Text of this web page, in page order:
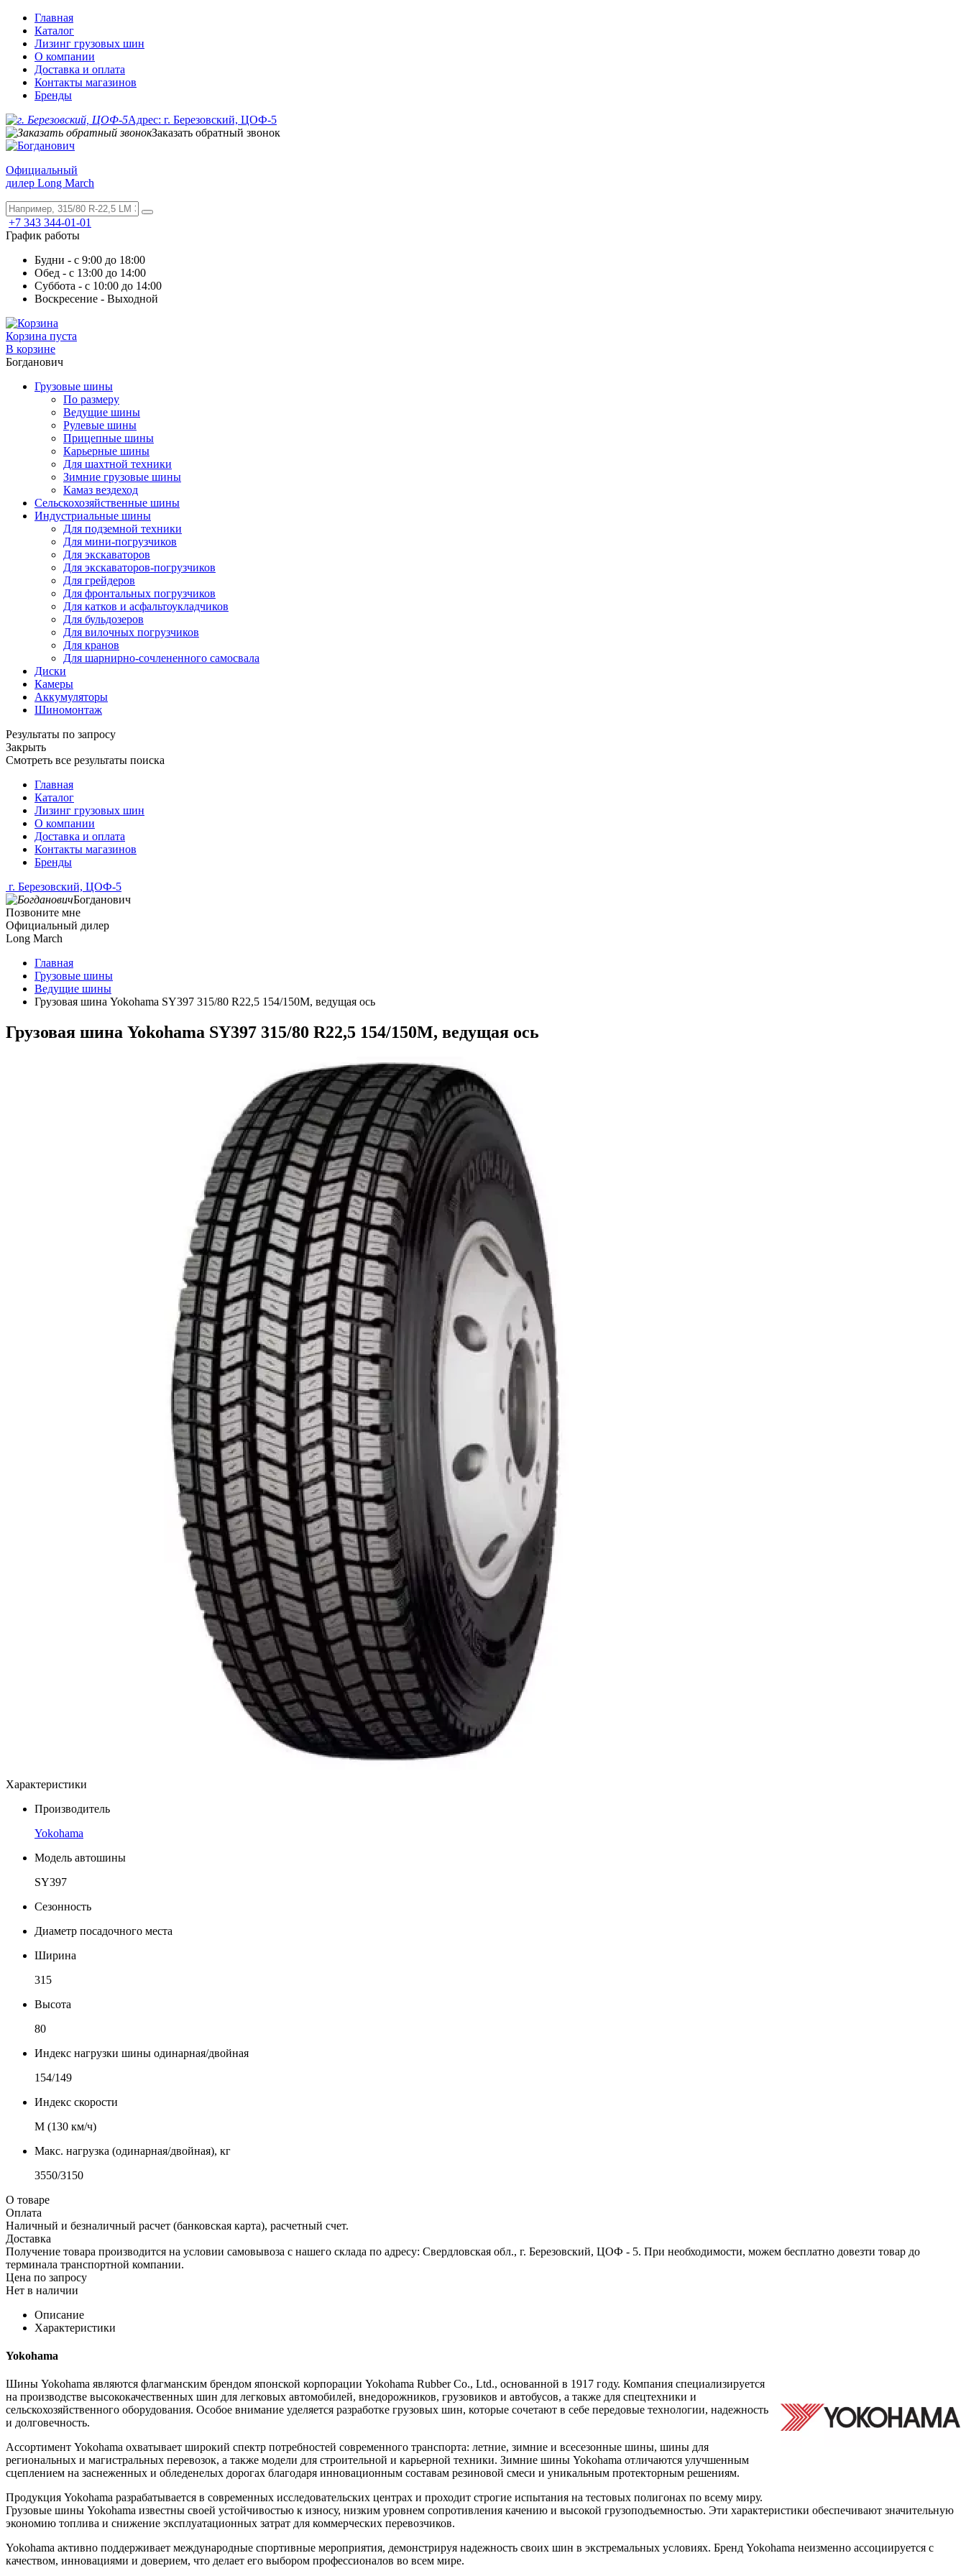
Главная
Каталог
Лизинг грузовых шин
О компании
Доставка и оплата
Контакты магазинов
Бренды
Адрес: г. Березовский, ЦОФ-5
Заказать обратный звонок
Официальный
дилер Long March
+7 343 344-01-01
График работы
Будни - с 9:00 до 18:00
Обед - с 13:00 до 14:00
Суббота - с 10:00 до 14:00
Воскресение - Выходной
Корзина пуста
В корзине
Богданович
Грузовые шины
По размеру
Ведущие шины
Рулевые шины
Прицепные шины
Карьерные шины
Для шахтной техники
Зимние грузовые шины
Камаз вездеход
Сельскохозяйственные шины
Индустриальные шины
Для подземной техники
Для мини-погрузчиков
Для экскаваторов
Для экскаваторов-погрузчиков
Для грейдеров
Для фронтальных погрузчиков
Для катков и асфальтоукладчиков
Для бульдозеров
Для вилочных погрузчиков
Для кранов
Для шарнирно-сочлененного самосвала
Диски
Камеры
Аккумуляторы
Шиномонтаж
Результаты по запросу
Закрыть
Смотреть все результаты поиска
Главная
Каталог
Лизинг грузовых шин
О компании
Доставка и оплата
Контакты магазинов
Бренды
г. Березовский, ЦОФ-5
Богданович
Позвоните мне
Официальный дилер
Long March
Главная
Грузовые шины
Ведущие шины
Грузовая шина Yokohama SY397 315/80 R22,5 154/150M, ведущая ось
Грузовая шина Yokohama SY397 315/80 R22,5 154/150M, ведущая ось
Характеристики
Производитель
Yokohama
Модель автошины
SY397
Сезонность
Диаметр посадочного места
Ширина
315
Высота
80
Индекс нагрузки шины одинарная/двойная
154/149
Индекс скорости
М (130 км/ч)
Макс. нагрузка (одинарная/двойная), кг
3550/3150
О товаре
Оплата
Наличный и безналичный расчет (банковская карта), расчетный счет.
Доставка
Получение товара производится на условии самовывоза с нашего склада по адресу: Свердловская обл., г. Березовский, ЦОФ - 5. При необходимости, можем бесплатно довезти товар до
терминала транспортной компании.
Цена по запросу
Нет в наличии
Описание
Характеристики
Yokohama
Шины Yokohama являются флагманским брендом японской корпорации Yokohama Rubber Co., Ltd., основанной в 1917 году. Компания специализируется
на производстве высококачественных шин для легковых автомобилей, внедорожников, грузовиков и автобусов, а также для спецтехники и
сельскохозяйственного оборудования. Особое внимание уделяется разработке грузовых шин, которые сочетают в себе передовые технологии, надежность
и долговечность.
Ассортимент Yokohama охватывает широкий спектр потребностей современного транспорта: летние, зимние и всесезонные шины, шины для
региональных и магистральных перевозок, а также модели для строительной и карьерной техники. Зимние шины Yokohama отличаются улучшенным
сцеплением на заснеженных и обледенелых дорогах благодаря инновационным составам резиновой смеси и уникальным протекторным решениям.
Продукция Yokohama разрабатывается в современных исследовательских центрах и проходит строгие испытания на тестовых полигонах по всему миру.
Грузовые шины Yokohama известны своей устойчивостью к износу, низким уровнем сопротивления качению и высокой грузоподъемностью. Эти характеристики обеспечивают значительную
экономию топлива и снижение эксплуатационных затрат для коммерческих перевозчиков.
Yokohama активно поддерживает международные спортивные мероприятия, демонстрируя надежность своих шин в экстремальных условиях. Бренд Yokohama неизменно ассоциируется с
качеством, инновациями и доверием, что делает его выбором профессионалов во всем мире.